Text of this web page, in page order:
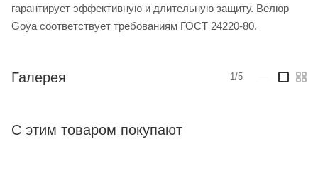
гарантирует эффективную и длительную защиту. Велюр
Goya соответствует требованиям ГОСТ 24220-80.
Галерея 1/5
С этим товаром покупают